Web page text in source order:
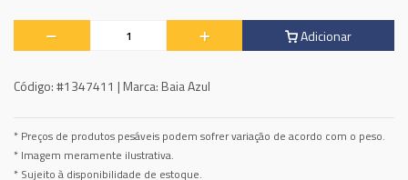
Adicionar
Código:#1347411 | Marca: Baia Azul
* Preços de produtos pesáveis podem sofrer variação de acordo com o peso.
* Imagem meramente ilustrativa.
* Sujeito à disponibilidade de estoque.